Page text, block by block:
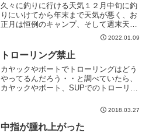
久々に釣りに行ける天気１２月中旬に釣
りにいけてから年末まで天気が悪く、お
正月は恒例のキャンプ、そして週末天気
が悪いとなかなか釣りにいけなかった。
そしてやっと１月の三連休中日に比較的
穏やかな日がありやっと釣りに行くこと
ができた。高速道路で車に...
2022.01.09
トローリング禁止
カヤックやボートでトローリングはどう
やってるんだろう・・と調べていたら、
カヤックやボート、SUPでのトローリン
べてみたら、沖縄県と滋賀県はOKらし
2018.03.27
中指が腫れ上がった